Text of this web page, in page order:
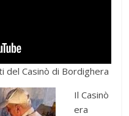
del Casinò di Bordighera
Il Casinò
era